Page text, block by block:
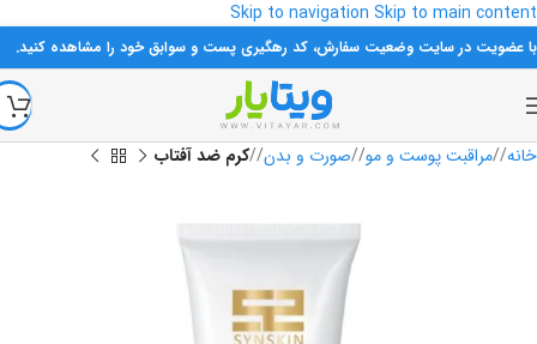
Skip to navigation Skip to main content
با عضویت در سایت وضعیت سفارش، کد رهگیری پست و سوابق خود را مشاهده کنید.
خانه/ مراقبت پوست و مو/ صورت و بدن/ کرم ضد آفتاب